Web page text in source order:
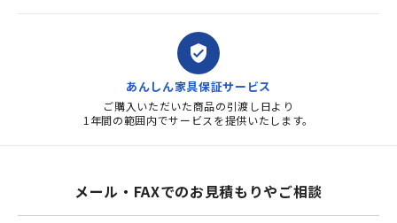
verified_user
あんしん家具保証サービス
ご購入いただいた商品の引渡し日より
1年間の範囲内でサービスを提供いたします。
メール・FAXでのお見積もりやご相談